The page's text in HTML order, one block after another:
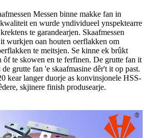
Messen binne makke fan in
en wurde yndividueel ynspektearre
te garandearjen. Skaafmessen
wurkjen oan houten oerflakken om
te meitsjen. Se kinne ek brûkt
ôf te skowen en te ferfinen. De grutte fan it
grutte fan 'e skaafmasine dêr't it op past.
kear langer duorje as konvinsjonele HSS-
skjinere finish produsearje.